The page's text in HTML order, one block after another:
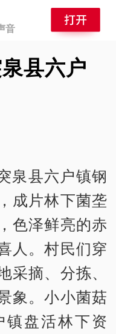
音
县六户
泉县六户镇钢
成片林下菌垄
色泽鲜亮的赤
人。村民们穿
采摘、分拣、
象。小小菌菇
盘活林下资